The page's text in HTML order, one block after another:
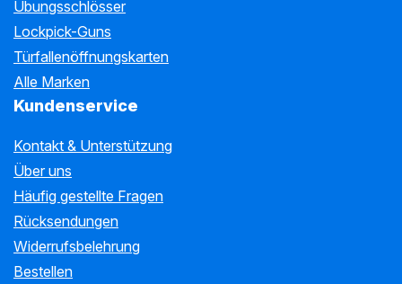
Übungsschlösser
Lockpick-Guns
Türfallenöffnungskarten
Alle Marken
Kundenservice
Kontakt & Unterstützung
Über uns
Häufig gestellte Fragen
Rücksendungen
Widerrufsbelehrung
Bestellen